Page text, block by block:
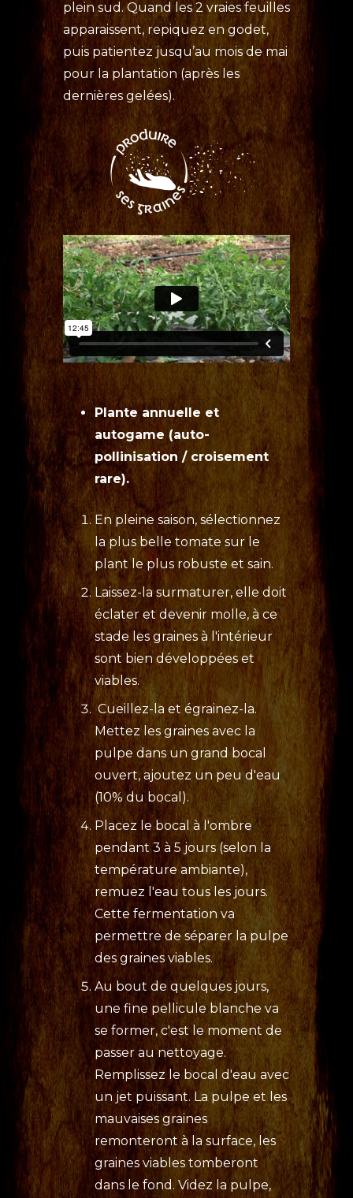
plein sud. Quand les 2 vraies feuilles
apparaissent, repiquez en godet,
puis patientez jusqu’au mois de mai
pour la plantation (après les
dernières gelées).
Plante annuelle et
autogame (auto-
pollinisation / croisement
rare).
En pleine saison, sélectionnez
la plus belle tomate sur le
plant le plus robuste et sain.
Laissez-la surmaturer, elle doit
éclater et devenir molle, à ce
stade les graines à l'intérieur
sont bien développées et
viables.
Cueillez-la et égrainez-la.
Mettez les graines avec la
pulpe dans un grand bocal
ouvert, ajoutez un peu d'eau
(10% du bocal).
Placez le bocal à l'ombre
pendant 3 à 5 jours (selon la
température ambiante),
remuez l'eau tous les jours.
Cette fermentation va
permettre de séparer la pulpe
des graines viables.
Au bout de quelques jours,
une fine pellicule blanche va
se former, c'est le moment de
passer au nettoyage.
Remplissez le bocal d'eau avec
un jet puissant. La pulpe et les
mauvaises graines
remonteront à la surface, les
graines viables tomberont
dans le fond. Videz la pulpe,